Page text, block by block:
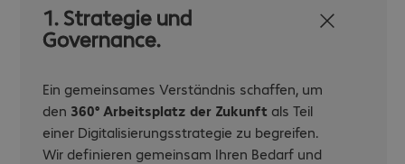
1. Strategie und
Governance.
Ein gemeinsames Verständnis schaffen, um
den 360° Arbeitsplatz der Zukunft als Teil
einer Digitalisierungsstrategie zu begreifen.
Wir definieren gemeinsam Ihren Bedarf und